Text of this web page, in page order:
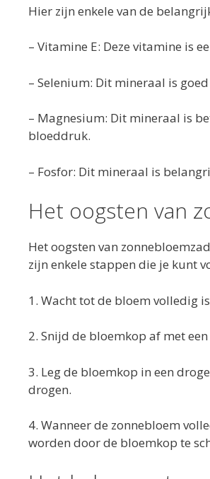
Hier zijn enkele van de
– Vitamine E: Deze vitamine is
– Selenium: Dit mineraal is
– Magnesium: Dit mineraal is
bloeddruk.
– Fosfor: Dit mineraal is
Het oogsten van
Het oogsten van
zijn enkele stappen die je kunt
1. Wacht tot de bloem volledig
2. Snijd de bloemkop af met
3. Leg de bloemkop in een
drogen.
4. Wanneer de zonnebloem
worden door de bloemkop te